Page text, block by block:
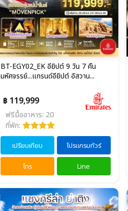
BT-EGY02_EK อียิปต์ 9 วัน 7 คืน
มหัศจรรย์...แกรนด์อียิปต์ อัสวาน...
฿ 119,999
ฟรีมื้ออาหาร: 20
ที่พัก:
เปรียบเทียบ โปรแกรมทัวร์
โทร Line